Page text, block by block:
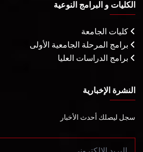
الكليات و البرامج النوعية
كليات الجامعة
برامج المرحلة الجامعية الأولى
برامج الدراسات العليا
النشرة الإخبارية
سجل ليصلك أحدث الأخبار